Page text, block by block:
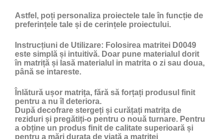
Astfel, poți personaliza proiectele tale în funcție de
preferințele tale și de cerințele proiectului.
Instrucțiuni de Utilizare: Folosirea matritei D0049
este simplă și intuitivă. Doar pune materialul dorit
în matriță și lasă materialul in matrita o zi sau doua,
până se intareste.
Înlătură ușor matrița, fără să forțați produsul finit
pentru a nu îl deteriora.
După decofrare stergeți și curățați matrița de
reziduri și pregătiți-o pentru o nouă turnare. Pentru
a obține un produs finit de calitate superioară și
pentru a mări durata de viață a matriței